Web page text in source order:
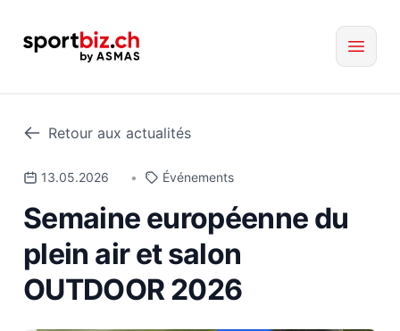
Retour aux actualités
13.05.2026 • Événements
Semaine européenne du
plein air et salon
OUTDOOR 2026